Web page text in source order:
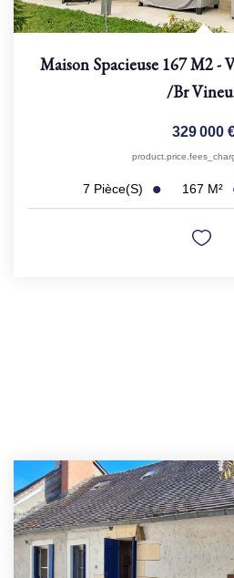
Maison Spacieuse 167 M2 -
/br
329 000
7 Pièce(s) 167 M²